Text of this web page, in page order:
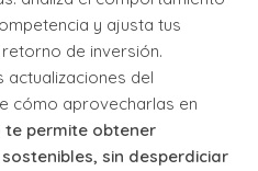
y ajusta tus
de inversión.
actualizaciones del
cómo aprovecharlas en
te permite obtener
sin desperdiciar